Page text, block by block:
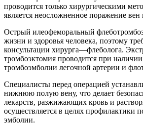
проводится только хирургическими
является неосложненное поражение вен
Острый илеофеморальный
жизни и здоровья человека, поэтому
консультации хирурга—флеболога.
тромбоэктомия проводится при
тромбоэмболии легочной артерии и
Специалисты перед операцией
нижнюю полую вену, что делает
лекарств, разжижающих кровь и
осуществляется в целях профилактики
эмболии.